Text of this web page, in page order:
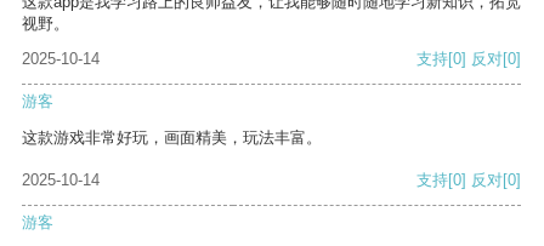
视野。
2025-10-14
支持[0] 反对[0]
游客
这款游戏非常好玩，画面精美，玩法丰富。
2025-10-14 支持[0] 反对[0]
游客